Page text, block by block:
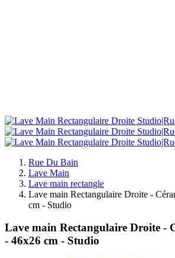
Rue Du Bain
Lave Main
Lave main rectangle
Lave main Rectangulaire Droite -
cm - Studio
Lave main Rectangulaire Droite -
- 46x26 cm - Studio